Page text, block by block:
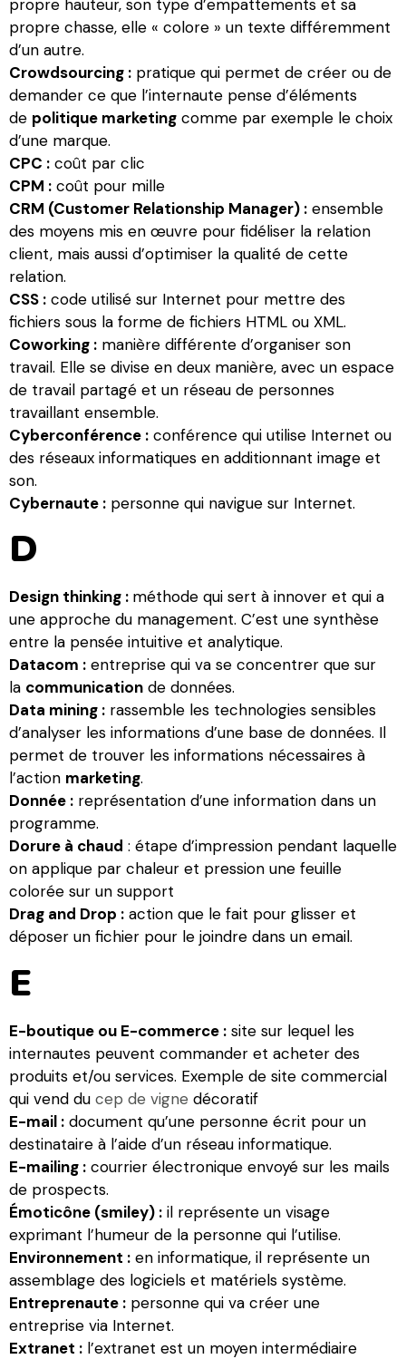
propre hauteur, son type d’empattements et sa
propre chasse, elle « colore » un texte différemment
d’un autre.
Crowdsourcing : pratique qui permet de créer ou de
demander ce que l’internaute pense d’éléments
de politique marketing comme par exemple le choix
d’une marque.
CPC : coût par clic
CPM : coût pour mille
CRM (Customer Relationship Manager) : ensemble
des moyens mis en œuvre pour fidéliser la relation
client, mais aussi d’optimiser la qualité de cette
relation.
CSS : code utilisé sur Internet pour mettre des
fichiers sous la forme de fichiers HTML ou XML.
Coworking : manière différente d’organiser son
travail. Elle se divise en deux manière, avec un espace
de travail partagé et un réseau de personnes
travaillant ensemble.
Cyberconférence : conférence qui utilise Internet ou
des réseaux informatiques en additionnant image et
son.
Cybernaute : personne qui navigue sur Internet.
D
Design thinking : méthode qui sert à innover et qui a
une approche du management. C’est une synthèse
entre la pensée intuitive et analytique.
Datacom : entreprise qui va se concentrer que sur
la communication de données.
Data mining : rassemble les technologies sensibles
d’analyser les informations d’une base de données. Il
permet de trouver les informations nécessaires à
l’action marketing.
Donnée : représentation d’une information dans un
programme.
Dorure à chaud : étape d’impression pendant laquelle
on applique par chaleur et pression une feuille
colorée sur un support
Drag and Drop : action que le fait pour glisser et
déposer un fichier pour le joindre dans un email.
E
E-boutique ou E-commerce : site sur lequel les
internautes peuvent commander et acheter des
produits et/ou services. Exemple de site commercial
qui vend du cep de vigne décoratif
E-mail : document qu’une personne écrit pour un
destinataire à l’aide d’un réseau informatique.
E-mailing : courrier électronique envoyé sur les mails
de prospects.
Émoticône (smiley) : il représente un visage
exprimant l’humeur de la personne qui l’utilise.
Environnement : en informatique, il représente un
assemblage des logiciels et matériels système.
Entreprenaute : personne qui va créer une
entreprise via Internet.
Extranet : l’extranet est un moyen intermédiaire